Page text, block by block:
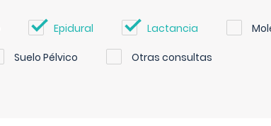
Epidural Lactancia
Suelo Pélvico Otras consultas